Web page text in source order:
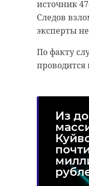
источник
Следов
эксперты
По факту
проводится
Из